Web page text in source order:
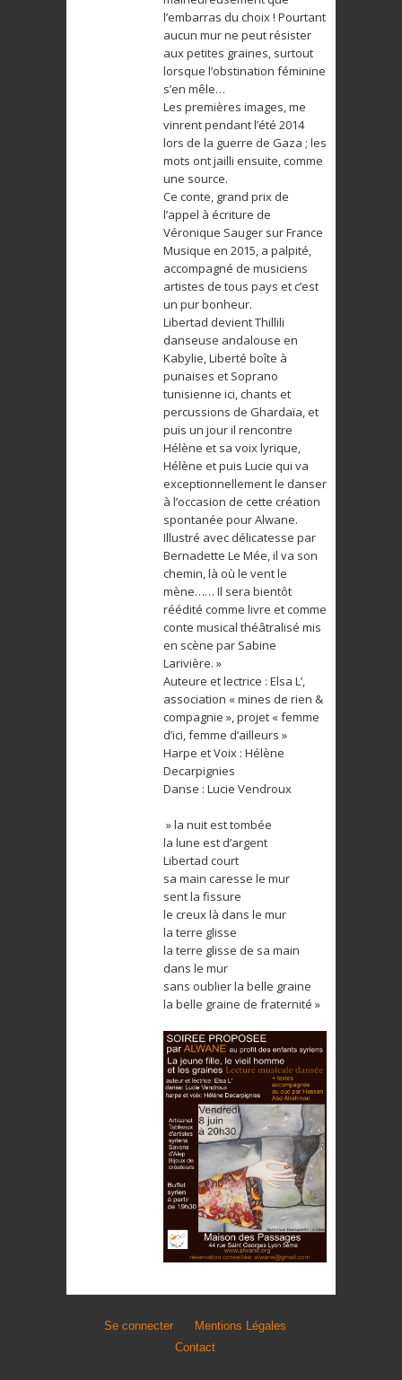
l’embarras du choix ! Pourtant
aucun mur ne peut résister
aux petites graines, surtout
lorsque l’obstination féminine
s’en mêle…
Les premières images, me
vinrent pendant l’été 2014
lors de la guerre de Gaza ; les
mots ont jailli ensuite, comme
une source.
Ce conte, grand prix de
l’appel à écriture de
Véronique Sauger sur France
Musique en 2015, a palpité,
accompagné de musiciens
artistes de tous pays et c’est
un pur bonheur.
Libertad devient Thillili
danseuse andalouse en
Kabylie, Liberté boîte à
punaises et Soprano
tunisienne ici, chants et
percussions de Ghardaïa, et
puis un jour il rencontre
Hélène et sa voix lyrique,
Hélène et puis Lucie qui va
exceptionnellement le danser
à l’occasion de cette création
spontanée pour Alwane.
Illustré avec délicatesse par
Bernadette Le Mée, il va son
chemin, là où le vent le
mène…… Il sera bientôt
réédité comme livre et comme
conte musical théâtralisé mis
en scène par Sabine
Larivière. »
Auteure et lectrice : Elsa L’,
association « mines de rien &
compagnie », projet « femme
d’ici, femme d’ailleurs »
Harpe et Voix : Hélène
Decarpignies
Danse : Lucie Vendroux
» la nuit est tombée
la lune est d’argent
Libertad court
sa main caresse le mur
sent la fissure
le creux là dans le mur
la terre glisse
la terre glisse de sa main
dans le mur
sans oublier la belle graine
la belle graine de fraternité »
Se connecter
Mentions Légales
Contact